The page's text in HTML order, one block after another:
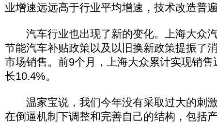
业增速远远高于行业平均增速，技术改造普
汽车行业也出现了新的变化。上海大众
节能汽车补贴政策以及以旧换新政策提振了
市场销售。前9个月，上海大众累计实现销
长10.4%。
温家宝说，我们今年没有采取过大的刺
在倒逼机制下调整和完善自己的结构，包括